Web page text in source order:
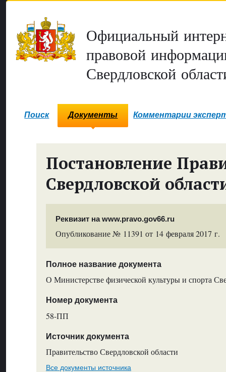
Официальный
правовой
Свердловской
Поиск Документы Комментарии
Постановление
Свердловской
Реквизит на www.pravo.gov66.ru
Опубликование № 11391 от 14 февраля 2017 г.
Полное название документа
О Министерстве физической культуры и спорта
Номер документа
58-ПП
Источник документа
Правительство Свердловской области
Все документы источника